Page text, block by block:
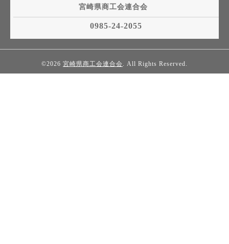
宮崎県商工会連合会
0985-24-2055
©2026 宮崎県商工会連合会. All Rights Reserved.